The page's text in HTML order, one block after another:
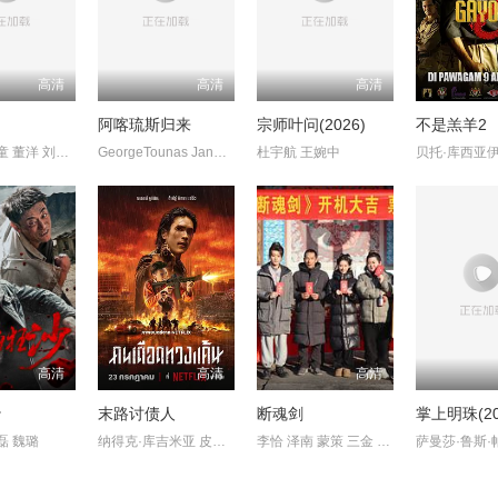
高清 高清
阿喀琉斯归来
高清
宗师叶问(2026)
杜宇航 王婉中
不是羔羊2
高清
魏璐
高清
末路讨债人
纳得克·库吉米亚 皮塔亚·萨丘安 ChaiwatThongsaeng
高清
断魂剑
李恰 泽南 蒙策 三金 韩鹏
掌上明珠